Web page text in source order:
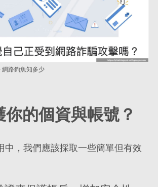
網路釣魚知多少
你的個資與帳號？
中，我們應該採取一些簡單但有效